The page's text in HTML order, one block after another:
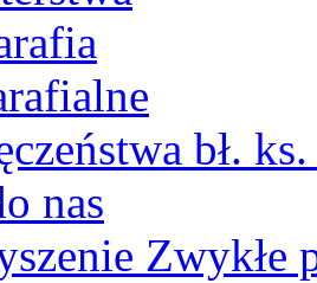
bł.
nas
Zwykłe